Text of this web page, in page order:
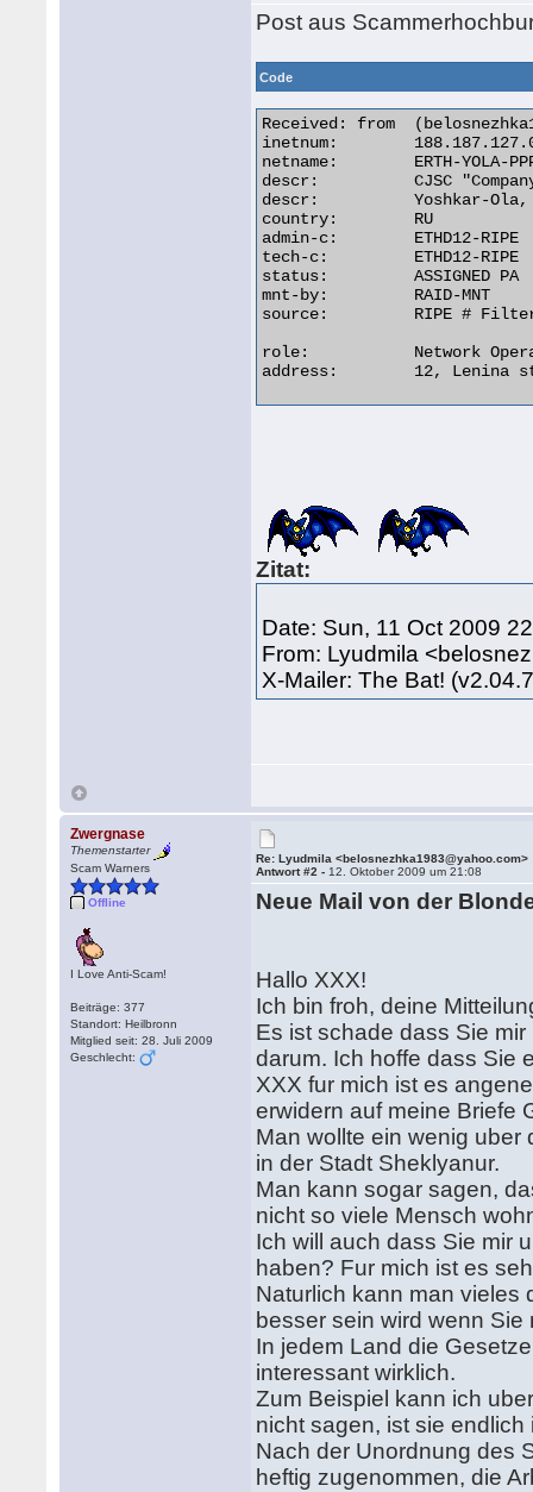
Post aus
Code
Received: from
inetnum:
netname:        ERTH-YOLA-
descr:          CJSC
descr:          Yoshkar-Ola,
country:        RU
admin-c:        ETHD12-RIPE
tech-c:         ETHD12-RIPE
status:         ASSIGNED PA
mnt-by:         RAID-MNT
source:         RIPE #
role:           Network
address:        12, Lenina
Zitat:
Date: Sun, 11 Oct 2009
From: Lyudmila
X-Mailer: The Bat!
Zwergnase
Themenstarter
Scam Warners
Offline
I Love Anti-Scam!
Beiträge: 377
Standort: Heilbronn
Mitglied seit: 28. Juli 2009
Geschlecht:
Re: Lyudmila <belosnezhka1983@yahoo.com>
Antwort #2 - 12. Oktober 2009 um 21:08
Neue Mail von der
Hallo XXX!
Ich bin froh, deine
Es ist schade dass Sie
darum. Ich hoffe dass Sie
XXX fur mich ist es
erwidern auf meine Briefe
Man wollte ein wenig uber
in der Stadt Sheklyanur.
Man kann sogar sagen,
nicht so viele Mensch
Ich will auch dass Sie mir
haben? Fur mich ist es
Naturlich kann man vieles
besser sein wird wenn
In jedem Land die
interessant wirklich.
Zum Beispiel kann ich
nicht sagen, ist sie
Nach der Unordnung des
heftig zugenommen, die